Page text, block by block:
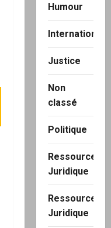
Humour
International
Justice
Non
classé
Politique
Ressource
Juridique
Ressource
Juridique